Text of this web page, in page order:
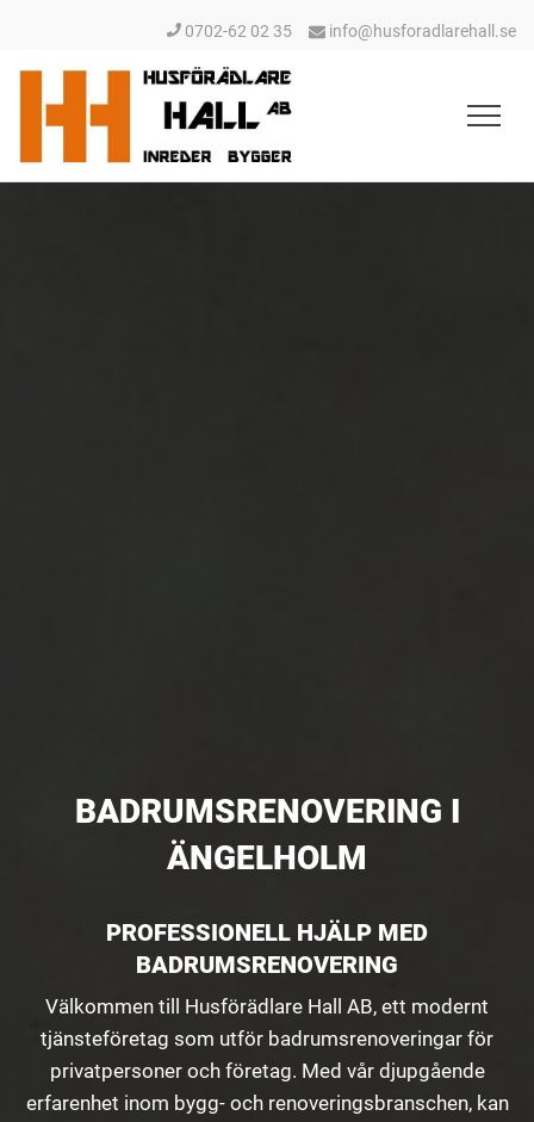
0702-62 02 35 info@husforadlarehall.se
BADRUMSRENOVERING I
ÄNGELHOLM
PROFESSIONELL HJÄLP MED
BADRUMSRENOVERING
Välkommen till Husförädlare Hall AB, ett modernt
tjänsteföretag som utför badrumsrenoveringar för
privatpersoner och företag. Med vår djupgående
erfarenhet inom bygg- och renoveringsbranschen, kan